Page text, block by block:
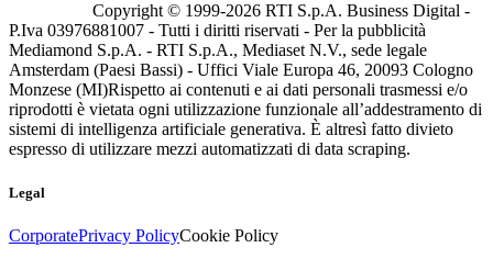
Copyright © 1999-2026 RTI S.p.A. Business Digital -
P.Iva 03976881007 - Tutti i diritti riservati - Per la pubblicità
Mediamond S.p.A. - RTI S.p.A., Mediaset N.V., sede legale
Amsterdam (Paesi Bassi) - Uffici Viale Europa 46, 20093 Cologno
Monzese (MI)Rispetto ai contenuti e ai dati personali trasmessi e/o
riprodotti è vietata ogni utilizzazione funzionale all’addestramento di
sistemi di intelligenza artificiale generativa. È altresì fatto divieto
espresso di utilizzare mezzi automatizzati di data scraping.
Legal
CorporatePrivacy PolicyCookie Policy